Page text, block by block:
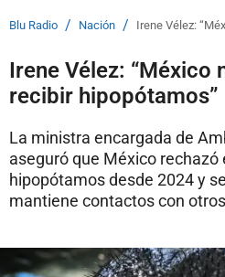
Blu Radio / Nación / Irene Vélez:
Irene Vélez: “México
recibir hipopótamos”
La ministra encargada de
aseguró que México rechazó
hipopótamos desde 2024 y
mantiene contactos con